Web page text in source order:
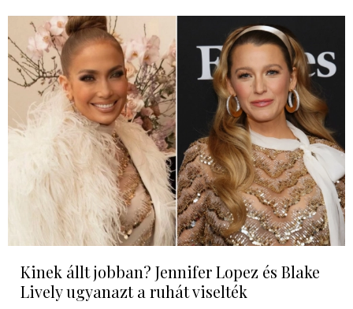
Kinek állt jobban? Jennifer Lopez és Blake
Lively ugyanazt a ruhát viselték